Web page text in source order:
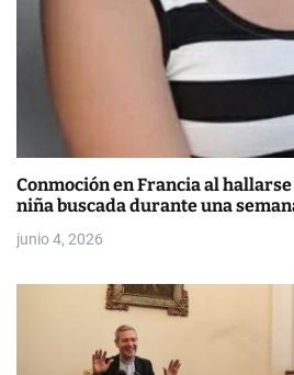
Conmoción en Francia al
niña buscada durante una
junio 4, 2026